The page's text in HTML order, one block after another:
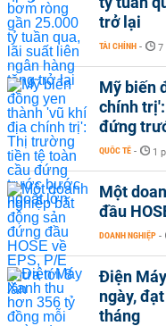
trở lại
TÀI CHÍNH - 7
Mỹ biến
chính
đứng
QUỐC TẾ - 1
Một
đầu
DOANH NGHIỆP -
Điện
ngày,
tháng